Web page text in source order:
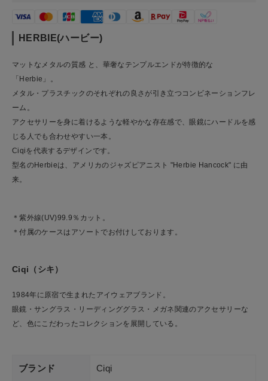
HERBIE(ハービー)
マットなメタルの質感 と、華奢なテンプルエンドが特徴的な
「Herbie」。
メタル・プラスチックのそれぞれの良さが引き立つコンビネーションフレ
ーム。
アクセサリーを身に着けるような軽やかな存在感で、眼鏡にハードルを感
じる人でも合わせやすい一本。
Ciqiを代表するデザインです。
型名のHerbieは、アメリカのジャズピアニスト "Herbie Hancock" に由
来。
＊紫外線(UV)99.9％カット。
＊付属のケースはアソートでお付けしております。
Ciqi（シキ）
1984年に原宿で生まれたアイウェアブランド。
眼鏡・サングラス・リーディンググラス・メガネ関連のアクセサリーな
ど、色にこだわったコレクションを展開している。
ブランド Ciqi